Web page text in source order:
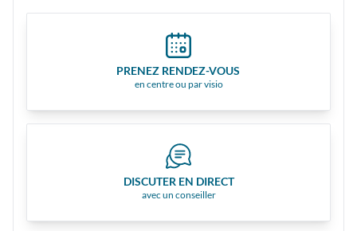
PRENEZ RENDEZ-VOUS
en centre ou par visio
DISCUTER EN DIRECT
avec un conseiller